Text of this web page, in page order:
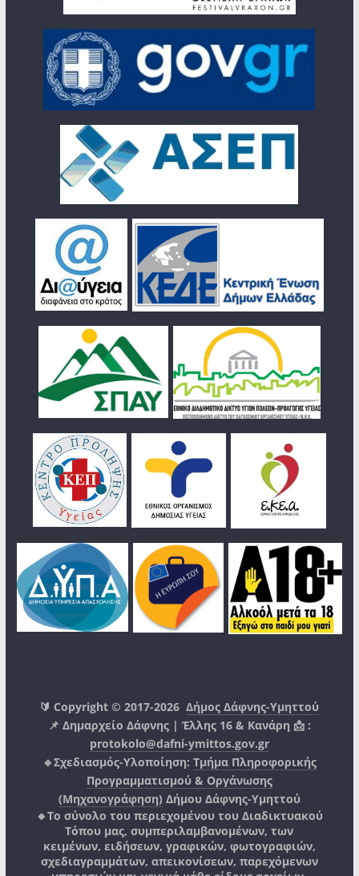
🔰 Copyright © 2017-2026Δήμος Δάφνης-Υμηττού
📌 Δημαρχείο Δάφνης | Έλλης 16 & Κανάρη 📩 :
protokolo@dafni-ymittos.gov.gr
🔹Σχεδιασμός-Υλοποίηση: Τμήμα Πληροφορικής
Προγραμματισμού & Οργάνωσης
(Μηχανογράφηση) Δήμου Δάφνης-Υμηττού
🔸Το σύνολο του περιεχομένου του Διαδικτυακού
Τόπου μας, συμπεριλαμβανομένων, των
κειμένων, ειδήσεων, γραφικών, φωτογραφιών,
σχεδιαγραμμάτων, απεικονίσεων, παρεχόμενων